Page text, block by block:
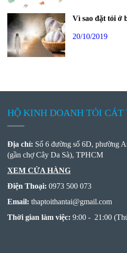
Vì sao đặt tỏi ở
20/10/2019
HỘ KINH DOANH TỎI CÁT
Địa chỉ: Số 6 đường số 6D, phường
(gần chợ Cây Da Sà), TPHCM
XEM CỬA HÀNG
Điện Thoại: 0973 500 073
Email: thaptoithantai@gmail.com
Thời gian làm việc: 9:00 - 21:00